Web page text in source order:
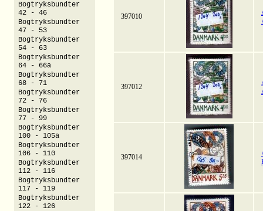
397010
397012
397014
Bogtryksbundter
42 - 46
Bogtryksbundter
47 - 53
Bogtryksbundter
54 - 63
Bogtryksbundter
64 - 66a
Bogtryksbundter
68 - 71
Bogtryksbundter
72 - 76
Bogtryksbundter
77 - 99
Bogtryksbundter
100 - 105a
Bogtryksbundter
106 - 110
Bogtryksbundter
112 - 116
Bogtryksbundter
117 - 119
Bogtryksbundter
122 - 126